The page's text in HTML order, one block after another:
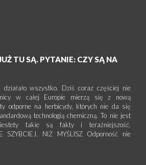
TU SĄ. PYTANIE: CZY SĄ NA
wszystko. Dziś coraz częściej nie
w całej Europie mierzą się z nową
odporne na herbicydy, których nie da się
technologią chemiczną. To nie jest
takie są fakty i teraźniejszość.
SZYBCIEJ, NIŻ MYŚLISZ Odporność nie